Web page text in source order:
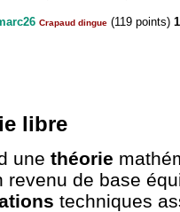
Crapaud dingue (119 points)
libre
une théorie
revenu de base
techniques